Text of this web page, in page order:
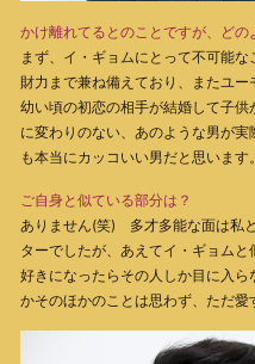
かけ離れてるとのことですが、どの
まず、イ・ギョムにとって不可能な
財力まで兼ね備えており、またユー
幼い頃の初恋の相手が結婚して子
に変わりのない、あのような男が
も本当にカッコいい男だと思います。
ご自身と似ている部分は？
ありません(笑) 多才多能な面は私
ターでしたが、あえてイ・ギョム
好きになったらその人しか目に入ら
かそのほかのことは思わず、ただ